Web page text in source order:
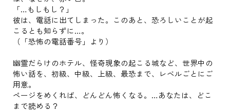
「…もしもし？」
彼は、電話に出てしまった。このあと、恐ろしいことが起
こるとも知らずに…。
（「恐怖の電話番号」より）
幽霊だらけのホテル、怪奇現象の起こる城など、世界中の
怖い話を、初級、中級、上級、最恐まで、レベルごとにご
用意。
ページをめくれば、どんどん怖くなる。…あなたは、どこ
まで読める？